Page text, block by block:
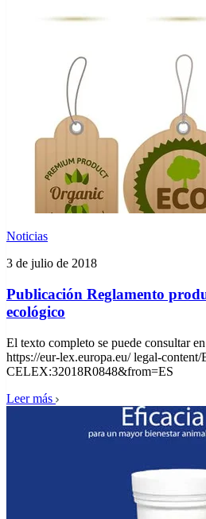
Noticias
3 de julio de 2018
Publicación Reglamento
ecológico
El texto completo se puede consultar
https://eur-lex.europa.eu/ legal-
CELEX:32018R0848&from=ES
Leer más